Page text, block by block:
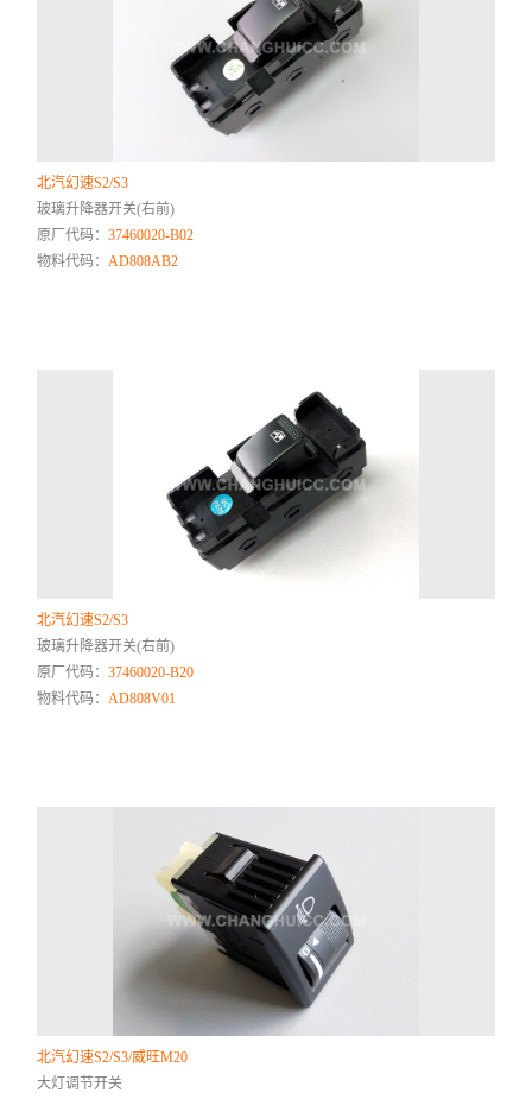
北汽幻速S2/S3
玻璃升降器开关(右前)
原厂代码：37460020-B02
物料代码：AD808AB2
北汽幻速S2/S3
玻璃升降器开关(右前)
原厂代码：37460020-B20
物料代码： AD808V01
北汽幻速S2/S3/威旺M20
大灯调节开关